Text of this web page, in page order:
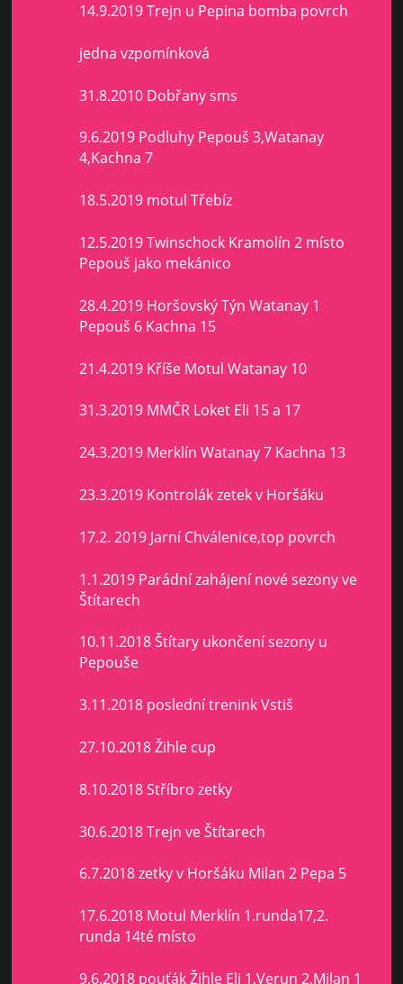
14.9.2019 Trejn u Pepina bomba povrch
jedna vzpomínková
31.8.2010 Dobřany sms
9.6.2019 Podluhy Pepouš 3,Watanay
4,Kachna 7
18.5.2019 motul Třebíz
12.5.2019 Twinschock Kramolín 2 místo
Pepouš jako mekánico
28.4.2019 Horšovský Týn Watanay 1
Pepouš 6 Kachna 15
21.4.2019 Kříše Motul Watanay 10
31.3.2019 MMČR Loket Eli 15 a 17
24.3.2019 Merklín Watanay 7 Kachna 13
23.3.2019 Kontrolák zetek v Horšáku
17.2. 2019 Jarní Chválenice,top povrch
1.1.2019 Parádní zahájení nové sezony ve
Štítarech
10.11.2018 Štítary ukončení sezony u
Pepouše
3.11.2018 poslední trenink Vstiš
27.10.2018 Žihle cup
8.10.2018 Stříbro zetky
30.6.2018 Trejn ve Štítarech
6.7.2018 zetky v Horšáku Milan 2 Pepa 5
17.6.2018 Motul Merklín 1.runda17,2.
runda 14té místo
9.6.2018 pouťák Žihle Eli 1,Verun 2,Milan 1